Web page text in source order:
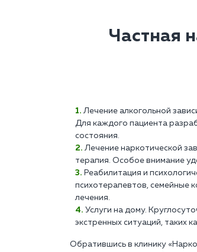
Частная
Лечение алкогольной
Для каждого пациента
состояния.
Лечение наркотической
терапия. Особое внимание
Реабилитация и
психотерапевтов, семейные
лечения.
Услуги на дому.
экстренных ситуаций, таких
Обратившись в клинику